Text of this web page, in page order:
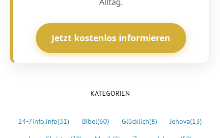
Jetzt kostenlos informieren
KATEGORIEN
24-7info.info(31) Bibel(60) Glücklich(8) Jehova(13)